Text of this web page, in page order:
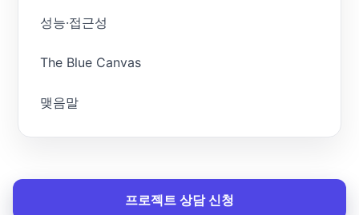
프로젝트 상담 신청
성능·접근성
The Blue Canvas
맺음말